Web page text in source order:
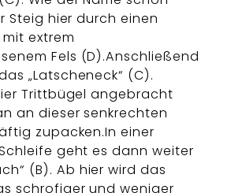
Steig hier durch einen
extrem
Fels (D).Anschließend
„Latscheneck“ (C).
Trittbügel angebracht
an dieser senkrechten
zupacken.In einer
geht es dann weiter
(B). Ab hier wird das
schrofiger und weniger